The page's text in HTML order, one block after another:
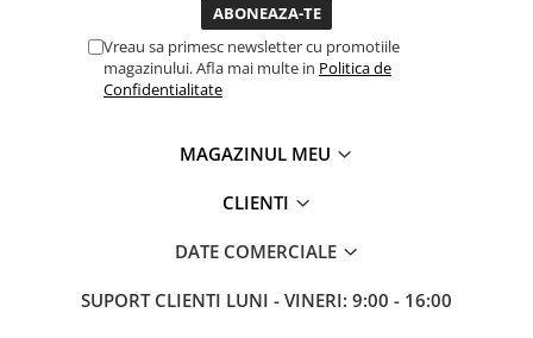
Truse de adaptoare
Truse de biti de impact
Tubulare de impact 1"
Tubulare de impact 3/4
Tubulare 1/2 hexagonale
Tubulare 1/4
Vreau sa primesc newsletter cu promotiile
magazinului. Afla mai multe in Politica de
Confidentialitate
MAGAZINUL MEU
CLIENTI
DATE COMERCIALE
SUPORT CLIENTI LUNI - VINERI: 9:00 - 16:00